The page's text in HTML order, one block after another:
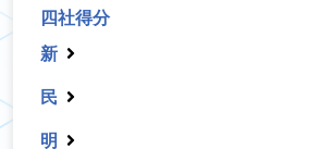
四社得分
新
民
明